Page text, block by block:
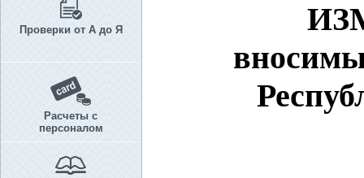
Проверки от А до Я
Расчеты с
персоналом